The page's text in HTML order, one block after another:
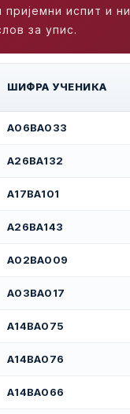
пријемни испит и ни
лов за упис.
ШИФРА УЧЕНИКА
А06ВА033
А26ВА132
А17ВА101
А26ВА143
А02ВА009
А03ВА017
А14ВА075
А14ВА076
А14ВА066